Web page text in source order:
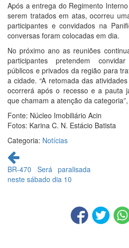
Após a entrega do Regimento
serem tratados em atas, ocorreu
participantes e convidados na
conversas foram colocadas em dia.
No próximo ano as reuniões
participantes pretendem
públicos e privados da região para
a cidade. “A retomada das
ocorrerá após o recesso e a pauta
que chamam a atenção da
Fonte: Núcleo Imobiliário Acin
Fotos: Karina C. N. Estácio Batista
Categoria: Notícias
Continue
lendo
BR-470 Será paralisada
neste sábado dia 10